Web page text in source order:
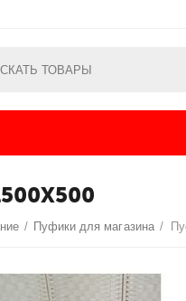
/ Пуфики для магазина /